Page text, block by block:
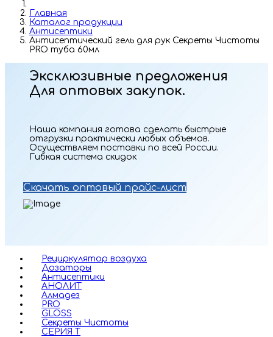
Главная
Каталог продукции
Антисептики
Антисептический гель для рук Секреты Чистоты
PRO туба 60мл
Эксклюзивные предложения
Для оптовых закупок.
Наша компания готова сделать быстрые
отгрузки практически любых объемов.
Осуществляем поставки по всей России.
Гибкая система скидок
Скачать оптовый прайс-лист
Рециркулятор воздуха
Дозаторы
Антисептики
АНОЛИТ
Алмадез
PRO
GLOSS
Секреты Чистоты
СЕРИЯ Т